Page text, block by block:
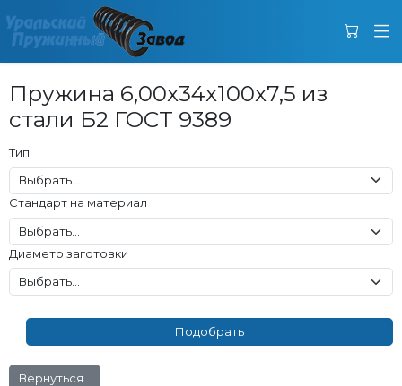
Пружина 6,00x34x100x7,5 из
стали Б2 ГОСТ 9389
Тип
Стандарт на материал
Диаметр заготовки
Вернуться...